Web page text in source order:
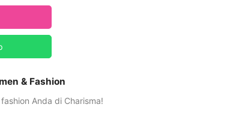
& Fashion
Anda di Charisma!